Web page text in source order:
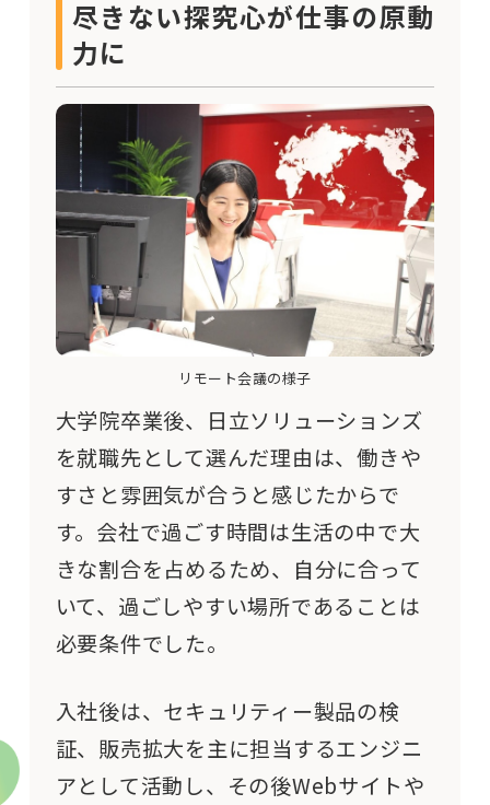
尽きない探究心が仕事の原動
力に
リモート会議の様子
大学院卒業後、日立ソリューションズ
を就職先として選んだ理由は、働きや
すさと雰囲気が合うと感じたからで
す。会社で過ごす時間は生活の中で大
きな割合を占めるため、自分に合って
いて、過ごしやすい場所であることは
必要条件でした。
入社後は、セキュリティー製品の検
証、販売拡大を主に担当するエンジニ
アとして活動し、その後Webサイトや